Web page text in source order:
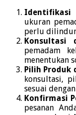
Identifikasi
ukuran
perlu
Konsultasi
pemadam
menentukan
Pilih Produk
konsultasi,
sesuai
Konfirmasi
pesanan